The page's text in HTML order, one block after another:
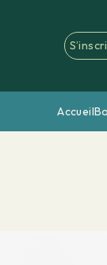
Accueil